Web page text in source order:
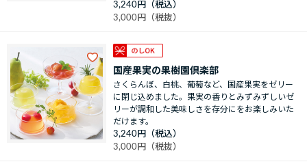
3,240円
3,000円
国産果実の果樹園倶楽部
さくらんぼ、白桃、葡萄など、国産果実をゼリー
に閉じ込めました。果実の香りとみずみずしいゼ
リーが調和した美味しさを存分にをお楽しみいた
だけます。
3,240円
3,000円